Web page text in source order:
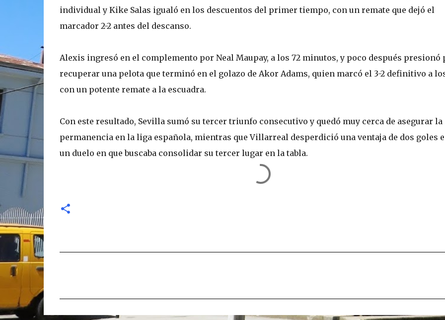
individual y Kike Salas igualó en los descuentos del primer tiempo, con un remate que dejó el
marcador 2-2 antes del descanso.
Alexis ingresó en el complemento por Neal Maupay, a los 72 minutos, y poco después presionó
recuperar una pelota que terminó en el golazo de Akor Adams, quien marcó el 3-2 definitivo a
con un potente remate a la escuadra.
Con este resultado, Sevilla sumó su tercer triunfo consecutivo y quedó muy cerca de asegurar la
permanencia en la liga española, mientras que Villarreal desperdició una ventaja de dos goles
un duelo en que buscaba consolidar su tercer lugar en la tabla.